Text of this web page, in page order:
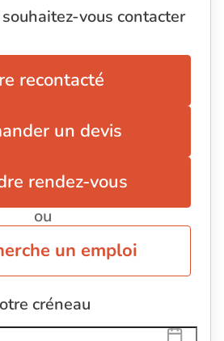
vous contacter
recontacté
un devis
rendez-vous
ou
un emploi
créneau